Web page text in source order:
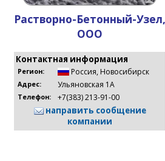
Растворно-Бетонный-Узел,
ООО
Контактная информация
Регион: Россия, Новосибирск
Адрес: Ульяновская 1А
Телефон: +7(383) 213-91-00
направить сообщение
компании